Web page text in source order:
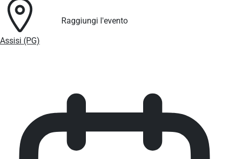
Assisi (PG)
Raggiungi l'evento